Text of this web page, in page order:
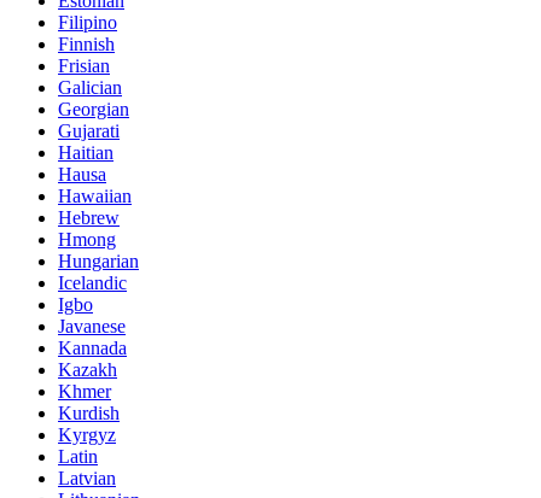
Filipino
Finnish
Frisian
Galician
Georgian
Gujarati
Haitian
Hausa
Hawaiian
Hebrew
Hmong
Hungarian
Icelandic
Igbo
Javanese
Kannada
Kazakh
Khmer
Kurdish
Kyrgyz
Latin
Latvian